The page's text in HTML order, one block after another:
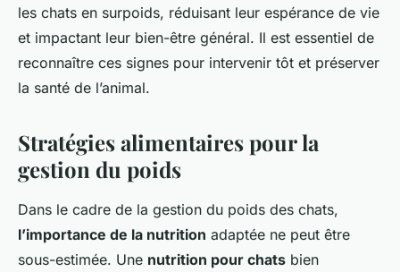
les chats en surpoids, réduisant leur espérance de vie
et impactant leur bien-être général. Il est essentiel de
reconnaître ces signes pour intervenir tôt et préserver
la santé de l’animal.
Stratégies alimentaires pour la
gestion du poids
Dans le cadre de la gestion du poids des chats,
l’importance de la nutrition adaptée ne peut être
sous-estimée. Une nutrition pour chats bien